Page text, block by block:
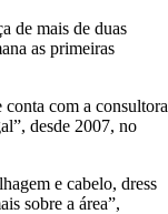
de mais de duas
as primeiras
com a consultora
desde 2007, no
e cabelo, dress
sobre a área”,